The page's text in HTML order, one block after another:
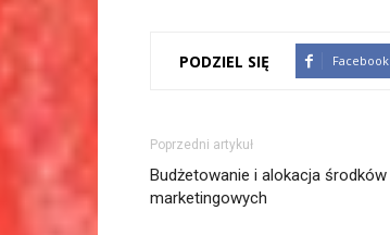
PODZIEL SIĘ Facebook
Poprzedni artykuł
Budżetowanie i alokacja środków
marketingowych